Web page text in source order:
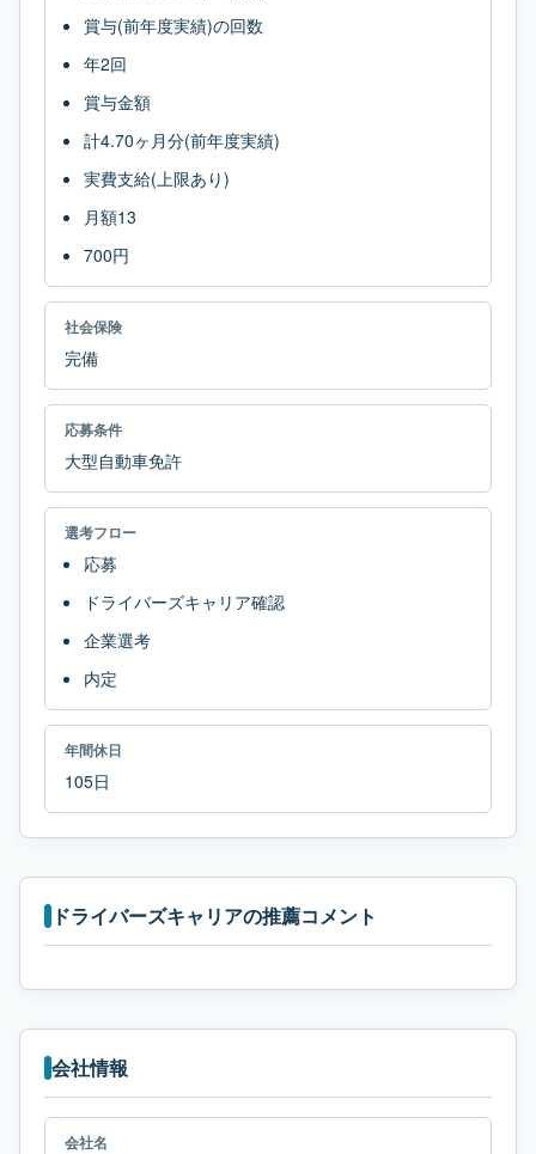
賞与(前年度実績)の回数
年2回
賞与金額
計4.70ヶ月分(前年度実績)
実費支給(上限あり)
月額13
700円
社会保険
完備
応募条件
大型自動車免許
選考フロー
応募
ドライバーズキャリア確認
企業選考
内定
年間休日
105日
ドライバーズキャリアの推薦コメント
会社情報
会社名